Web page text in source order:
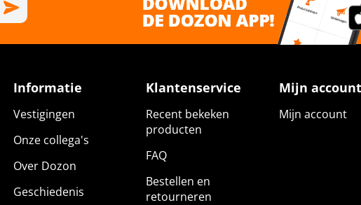
Informatie
Vestigingen
Onze collega's
Over Dozon
Geschiedenis
Klantenservice
Recent bekeken
producten
FAQ
Bestellen en
retourneren
Mijn account
Mijn account